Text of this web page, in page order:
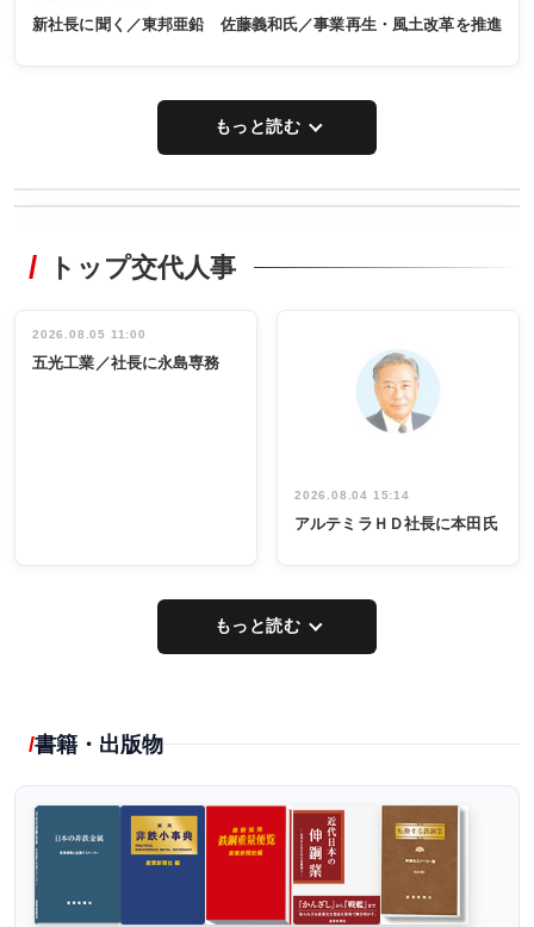
新社長に聞く／東邦亜鉛 佐藤義和氏／事業再生・風土改革を推進
もっと読む
非鉄業界で
インタビュ
ー／社内ア
タックトレー
祝う 業界関
係者ら220人
出席
トップ交代人事
2026.08.05 11:00
五光工業／社長に永島専務
2026.08.04 15:14
アルテミラＨＤ社長に本田氏
もっと読む
書籍・出版物